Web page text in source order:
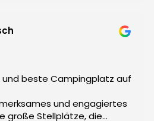
all'Isola d' Elba non
campeggio Stella Mare!
und beste Campingplatz auf
und engagiertes
große Stellplätze, die